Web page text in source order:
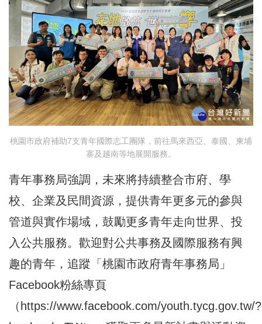
桃園市政府補助7支青年國際志工團隊，前往馬來西亞、泰國、柬埔
寨及越南等地展開服務。
青年事務局強調，未來將持續整合市府、學
校、企業及民間資源，提供青年更多元的參與
管道與實作場域，鼓勵更多青年走向世界、投
入公共服務。歡迎對公共事務及國際服務有興
趣的青年，追蹤「桃園市政府青年事務局」
Facebook粉絲專頁
（https://www.facebook.com/youth.tycg.gov.tw/?